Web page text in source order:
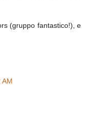
(gruppo fantastico!), e
AM